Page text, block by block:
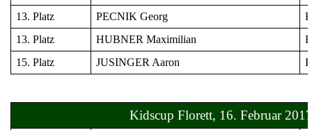
13. Platz
PECNIK Georg
13. Platz
HUBNER Maximilian
15. Platz
JUSINGER Aaron
Kidscup Florett, 16. Februar